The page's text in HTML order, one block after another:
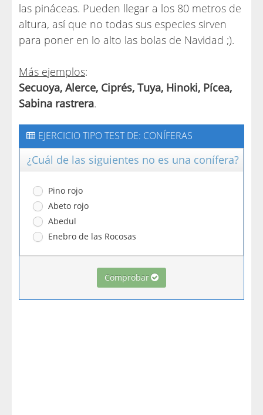
las pináceas. Pueden llegar a los 80 metros de
altura, así que no todas sus especies sirven
para poner en lo alto las bolas de Navidad ;).
Más ejemplos:
Secuoya, Alerce, Ciprés, Tuya, Hinoki, Pícea,
Sabina rastrera.
EJERCICIO TIPO TEST DE: CONÍFERAS
¿Cuál de las siguientes no es una conífera?
Pino rojo
Abeto rojo
Abedul
Enebro de las Rocosas
Comprobar